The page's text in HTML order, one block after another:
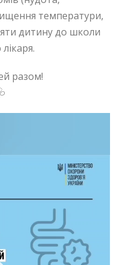
температури,
дитину до школи
разом!